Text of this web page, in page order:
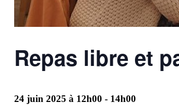
Repas libre et
24 juin 2025 à 12h00 - 14h00